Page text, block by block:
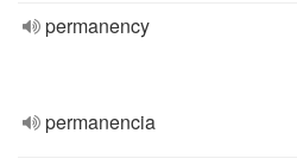
permanency
permanencia